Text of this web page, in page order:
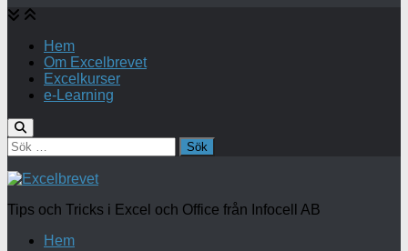
Hem
Om Excelbrevet
Excelkurser
e-Learning
Sök
efter:
Tips och Tricks i Excel och Office från Infocell AB
Hem